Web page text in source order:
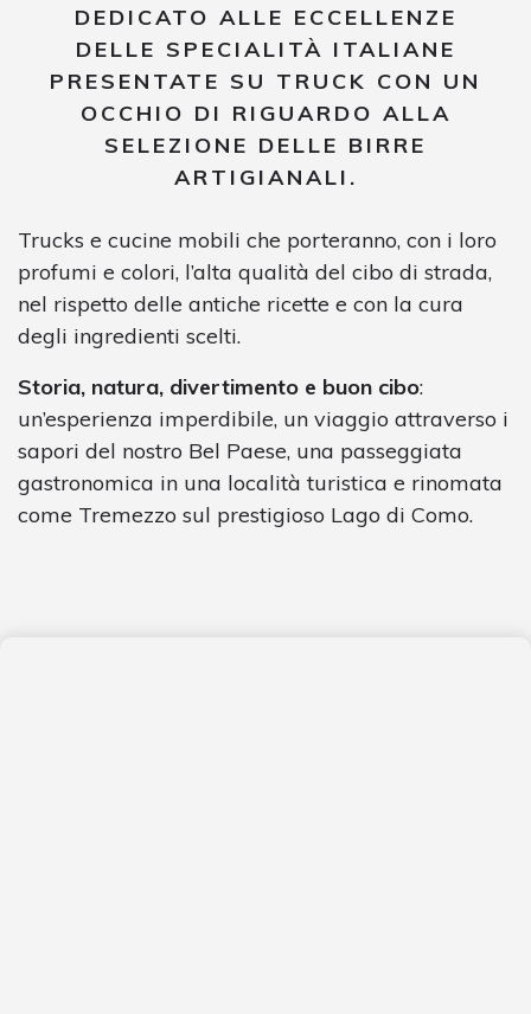
DEDICATO ALLE ECCELLENZE
DELLE SPECIALITÀ ITALIANE
PRESENTATE SU TRUCK CON UN
OCCHIO DI RIGUARDO ALLA
SELEZIONE DELLE BIRRE
ARTIGIANALI .
Trucks e cucine mobili che porteranno, con i loro
profumi e colori, l’alta qualità del cibo di strada,
nel rispetto delle antiche ricette e con la cura
degli ingredienti scelti.
Storia, natura, divertimento e buon cibo:
un’esperienza imperdibile, un viaggio attraverso i
sapori del nostro Bel Paese, una passeggiata
gastronomica in una località turistica e rinomata
come Tremezzo sul prestigioso Lago di Como.